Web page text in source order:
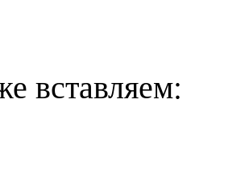
вставляем: